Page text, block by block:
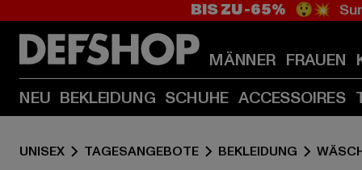
BIS ZU -65% 😲💥
MÄNNER FRAUEN
NEU BEKLEIDUNG SCHUHE ACCESSOIRES
UNISEX TAGESANGEBOTE BEKLEIDUNG